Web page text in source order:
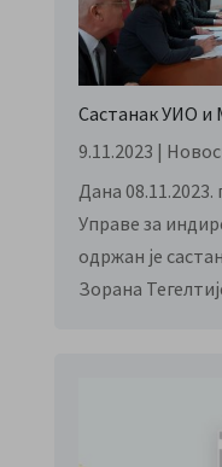
Састанак УИО
9.11.2023 |
Дана 08.11.2023.
Управе за
одржан је
Зорана